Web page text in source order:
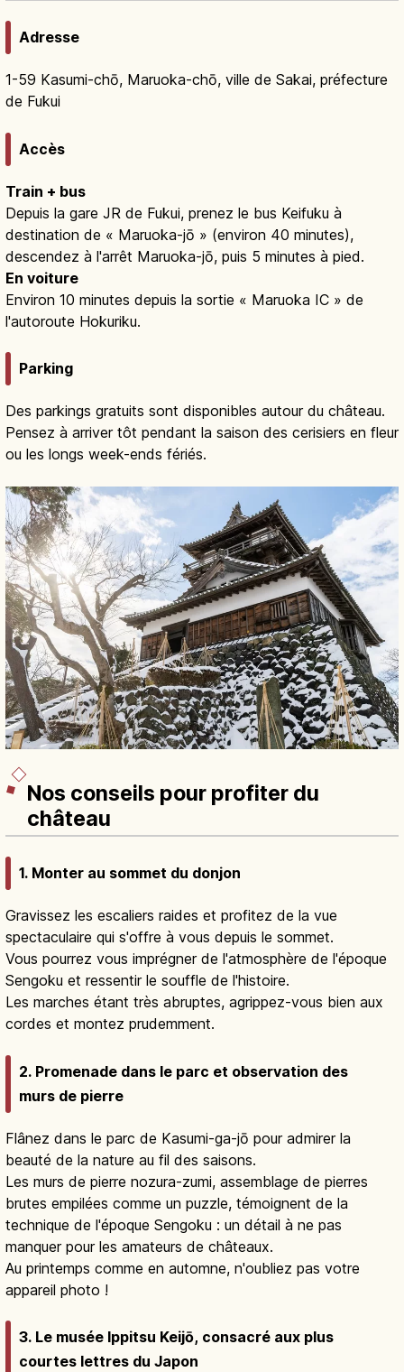
Adresse
1-59 Kasumi-chō, Maruoka-chō, ville de Sakai, préfecture
de Fukui
Accès
Train + bus
Depuis la gare JR de Fukui, prenez le bus Keifuku à
destination de « Maruoka-jō » (environ 40 minutes),
descendez à l'arrêt Maruoka-jō, puis 5 minutes à pied.
En voiture
Environ 10 minutes depuis la sortie « Maruoka IC » de
l'autoroute Hokuriku.
Parking
Des parkings gratuits sont disponibles autour du château.
Pensez à arriver tôt pendant la saison des cerisiers en fleur
ou les longs week-ends fériés.
Nos conseils pour profiter du
château
1. Monter au sommet du donjon
Gravissez les escaliers raides et profitez de la vue
spectaculaire qui s'offre à vous depuis le sommet.
Vous pourrez vous imprégner de l'atmosphère de l'époque
Sengoku et ressentir le souffle de l'histoire.
Les marches étant très abruptes, agrippez-vous bien aux
cordes et montez prudemment.
2. Promenade dans le parc et observation des
murs de pierre
Flânez dans le parc de Kasumi-ga-jō pour admirer la
beauté de la nature au fil des saisons.
Les murs de pierre nozura-zumi, assemblage de pierres
brutes empilées comme un puzzle, témoignent de la
technique de l'époque Sengoku : un détail à ne pas
manquer pour les amateurs de châteaux.
Au printemps comme en automne, n'oubliez pas votre
appareil photo !
3. Le musée Ippitsu Keijō, consacré aux plus
courtes lettres du Japon